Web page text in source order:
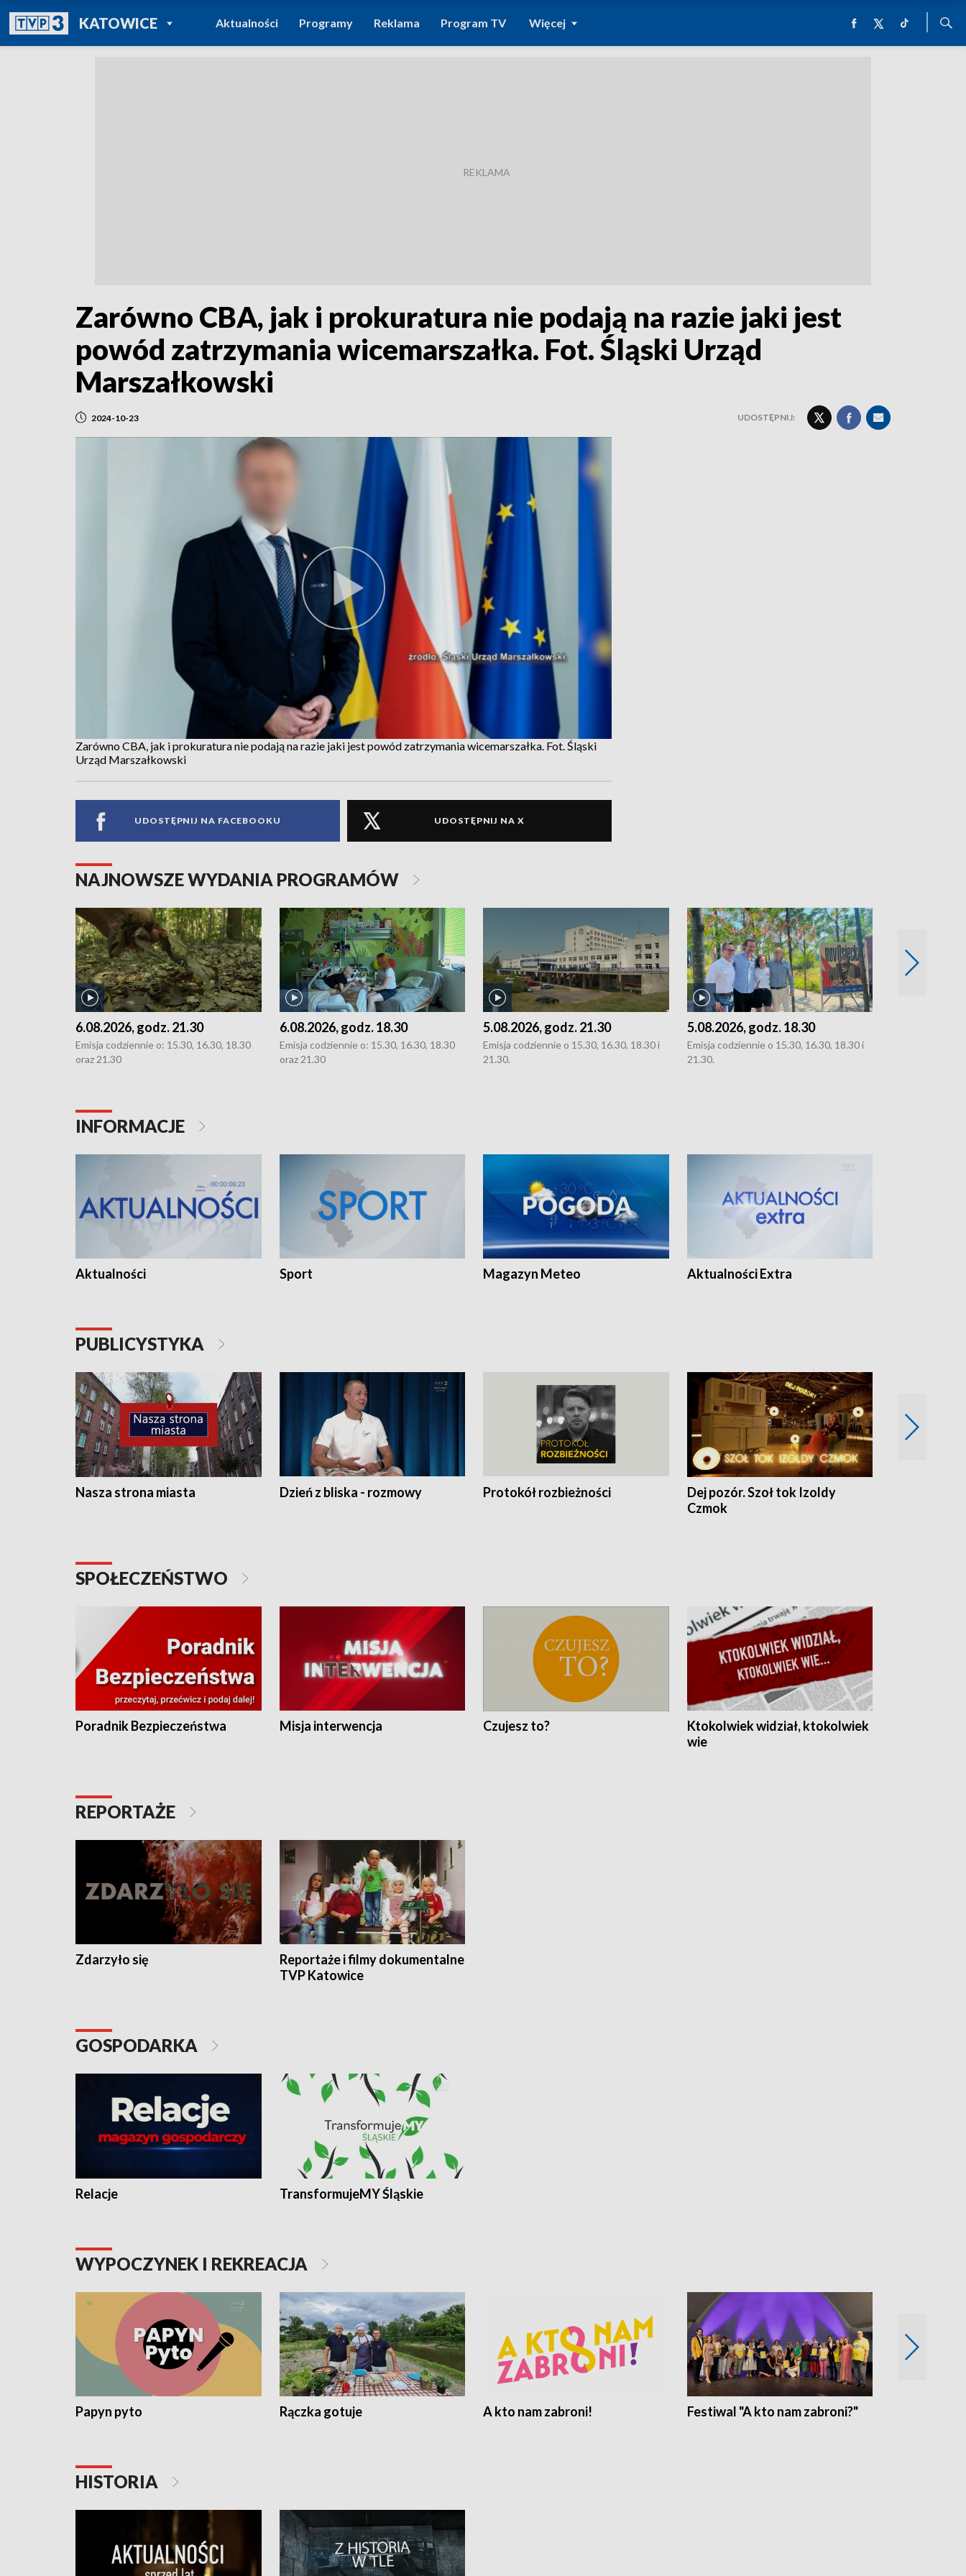
KATOWICEPOWRÓT DO
TVP REGIONY
Aktualności Programy Reklama Program TV Więcej
Zarówno CBA, jak i prokuratura nie podają na razie jaki jest
powód zatrzymania wicemarszałka. Fot. Śląski Urząd
Marszałkowski
2024-10-23 UDOSTĘPNIJ:
Zarówno CBA, jak i prokuratura nie podają na razie jaki jest powód zatrzymania wicemarszałka. Fot. Śląski
Urząd Marszałkowski
UDOSTĘPNIJ NA FACEBOOKU UDOSTĘPNIJ NA X
NAJNOWSZE WYDANIA PROGRAMÓW
6.08.2026, godz. 21.30
Emisja codziennie o: 15.30, 16.30, 18.30
oraz 21.30
6.08.2026, godz. 18.30
Emisja codziennie o: 15.30, 16.30, 18.30
oraz 21.30
5.08.2026, godz. 21.30
Emisja codziennie o 15.30, 16.30, 18.30 i
21.30.
5.08.2026, godz. 18.30
Emisja codziennie o 15.30, 16.30, 18.30 i
21.30.
INFORMACJE
Aktualności Sport Magazyn Meteo Aktualności Extra
PUBLICYSTYKA
Nasza strona miasta Dzień z bliska - rozmowy Protokół rozbieżności
Dej pozór. Szoł tok Izoldy
Czmok
SPOŁECZEŃSTWO
Poradnik Bezpieczeństwa Misja interwencja Czujesz to?
Ktokolwiek widział, ktokolwiek
wie
REPORTAŻE
Zdarzyło się
Reportaże i filmy dokumentalne
TVP Katowice
GOSPODARKA
Relacje TransformujeMY Śląskie
WYPOCZYNEK I REKREACJA
Papyn pyto Rączka gotuje A kto nam zabroni! Festiwal "A kto nam zabroni?"
HISTORIA